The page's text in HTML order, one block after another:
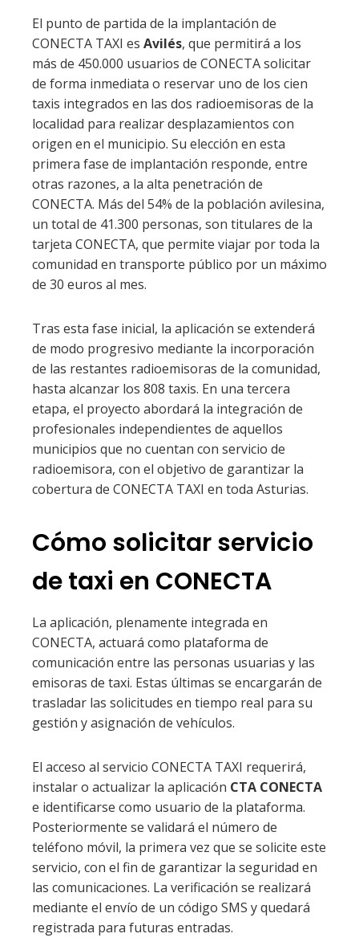
El punto de partida de la implantación de
CONECTA TAXI es Avilés, que permitirá a los
más de 450.000 usuarios de CONECTA solicitar
de forma inmediata o reservar uno de los cien
taxis integrados en las dos radioemisoras de la
localidad para realizar desplazamientos con
origen en el municipio. Su elección en esta
primera fase de implantación responde, entre
otras razones, a la alta penetración de
CONECTA. Más del 54% de la población avilesina,
un total de 41.300 personas, son titulares de la
tarjeta CONECTA, que permite viajar por toda la
comunidad en transporte público por un máximo
de 30 euros al mes.
Tras esta fase inicial, la aplicación se extenderá
de modo progresivo mediante la incorporación
de las restantes radioemisoras de la comunidad,
hasta alcanzar los 808 taxis. En una tercera
etapa, el proyecto abordará la integración de
profesionales independientes de aquellos
municipios que no cuentan con servicio de
radioemisora, con el objetivo de garantizar la
cobertura de CONECTA TAXI en toda Asturias.
Cómo solicitar servicio
de taxi en CONECTA
La aplicación, plenamente integrada en
CONECTA, actuará como plataforma de
comunicación entre las personas usuarias y las
emisoras de taxi. Estas últimas se encargarán de
trasladar las solicitudes en tiempo real para su
gestión y asignación de vehículos.
El acceso al servicio CONECTA TAXI requerirá,
instalar o actualizar la aplicación CTA CONECTA
e identificarse como usuario de la plataforma.
Posteriormente se validará el número de
teléfono móvil, la primera vez que se solicite este
servicio, con el fin de garantizar la seguridad en
las comunicaciones. La verificación se realizará
mediante el envío de un código SMS y quedará
registrada para futuras entradas.